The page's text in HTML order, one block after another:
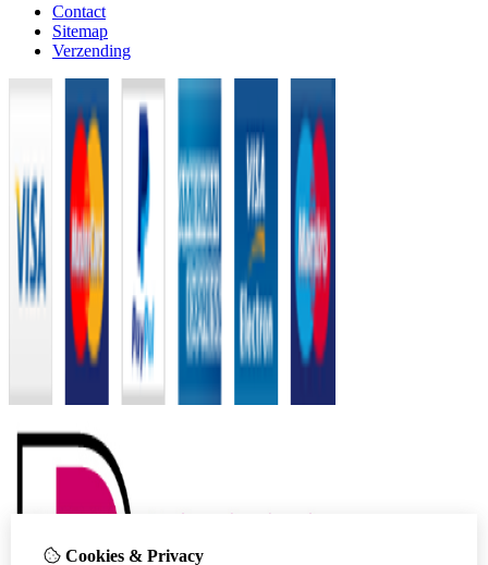
Contact
Sitemap
Verzending
Cookies & Privacy